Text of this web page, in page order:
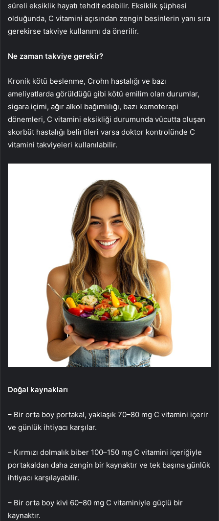
süreli eksiklik hayatı tehdit edebilir. Eksiklik şüphesi
olduğunda, C vitamini açısından zengin besinlerin yanı sıra
gerekirse takviye kullanımı da önerilir.
Ne zaman takviye gerekir?
Kronik kötü beslenme, Crohn hastalığı ve bazı
ameliyatlarda görüldüğü gibi kötü emilim olan durumlar,
sigara içimi, ağır alkol bağımlılığı, bazı kemoterapi
dönemleri, C vitamini eksikliği durumunda vücutta oluşan
skorbüt hastalığı belirtileri varsa doktor kontrolünde C
vitamini takviyeleri kullanılabilir.
Doğal kaynakları
– Bir orta boy portakal, yaklaşık 70–80 mg C vitamini içerir
ve günlük ihtiyacı karşılar.
– Kırmızı dolmalık biber 100–150 mg C vitamini içeriğiyle
portakaldan daha zengin bir kaynaktır ve tek başına günlük
ihtiyacı karşılayabilir.
– Bir orta boy kivi 60–80 mg C vitaminiyle güçlü bir
kaynaktır.